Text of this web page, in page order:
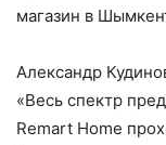
магазин в
Александр
«Весь спектр
Remart Home